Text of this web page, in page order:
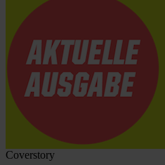
Coverstory